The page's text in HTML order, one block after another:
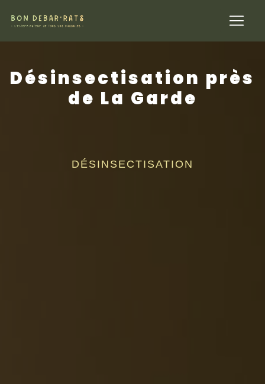
Désinsectisation près
de La Garde
DÉSINSECTISATION